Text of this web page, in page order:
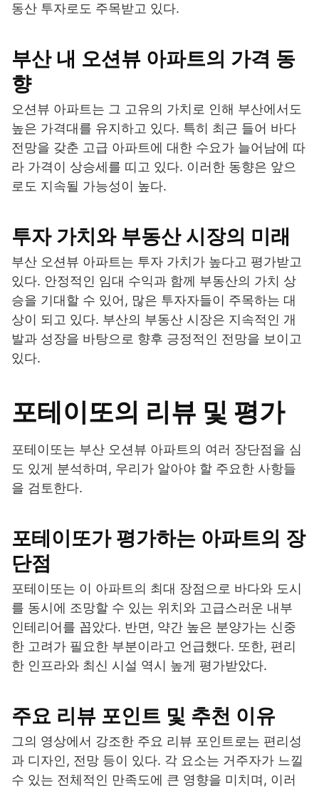
동산 투자로도 주목받고 있다.
부산 내 오션뷰 아파트의 가격 동
향
오션뷰 아파트는 그 고유의 가치로 인해 부산에서도
높은 가격대를 유지하고 있다. 특히 최근 들어 바다
전망을 갖춘 고급 아파트에 대한 수요가 늘어남에 따
라 가격이 상승세를 띠고 있다. 이러한 동향은 앞으
로도 지속될 가능성이 높다.
투자 가치와 부동산 시장의 미래
부산 오션뷰 아파트는 투자 가치가 높다고 평가받고
있다. 안정적인 임대 수익과 함께 부동산의 가치 상
승을 기대할 수 있어, 많은 투자자들이 주목하는 대
상이 되고 있다. 부산의 부동산 시장은 지속적인 개
발과 성장을 바탕으로 향후 긍정적인 전망을 보이고
있다.
포테이또의 리뷰 및 평가
포테이또는 부산 오션뷰 아파트의 여러 장단점을 심
도 있게 분석하며, 우리가 알아야 할 주요한 사항들
을 검토한다.
포테이또가 평가하는 아파트의 장
단점
포테이또는 이 아파트의 최대 장점으로 바다와 도시
를 동시에 조망할 수 있는 위치와 고급스러운 내부
인테리어를 꼽았다. 반면, 약간 높은 분양가는 신중
한 고려가 필요한 부분이라고 언급했다. 또한, 편리
한 인프라와 최신 시설 역시 높게 평가받았다.
주요 리뷰 포인트 및 추천 이유
그의 영상에서 강조한 주요 리뷰 포인트로는 편리성
과 디자인, 전망 등이 있다. 각 요소는 거주자가 느낄
수 있는 전체적인 만족도에 큰 영향을 미치며, 이러